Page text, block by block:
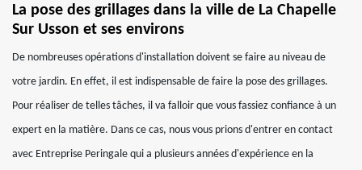
La pose des grillages dans la ville de La Chapelle
Sur Usson et ses environs
De nombreuses opérations d'installation doivent se faire au niveau de
votre jardin. En effet, il est indispensable de faire la pose des grillages.
Pour réaliser de telles tâches, il va falloir que vous fassiez confiance à un
expert en la matière. Dans ce cas, nous vous prions d'entrer en contact
avec Entreprise Peringale qui a plusieurs années d'expérience en la